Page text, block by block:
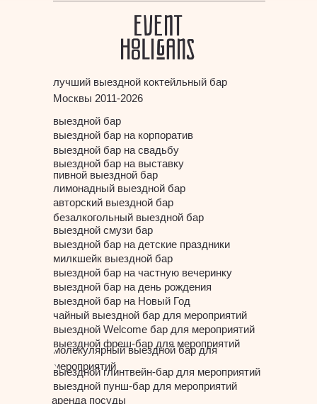
лучший выездной коктейльный бар
Москвы 2011-2026
выездной бар
выездной бар на корпоратив
выездной бар на свадьбу
выездной бар на выставку
пивной выездной бар
лимонадный выездной бар
авторский выездной бар
безалкогольный выездной бар
выездной смузи бар
милкшейк выездной бар
выездной бар на детские праздники
выездной бар на частную вечеринку
выездной бар на день рождения
выездной бар на Новый Год
чайный выездной бар для мероприятий
выездной Welcome бар для мероприятий
выездной фреш-бар для мероприятий
молекулярный выездной бар для
мероприятий
выездной глинтвейн-бар для мероприятий
выездной пунш-бар для мероприятий
аренда посуды